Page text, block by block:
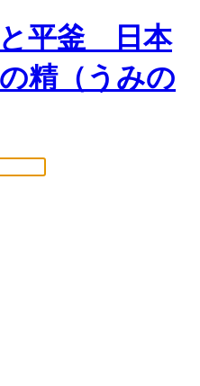
と平釜 日本
精（うみの